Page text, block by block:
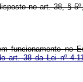
no art. 38, §
funcionamento no
art. 38 da Lei nº